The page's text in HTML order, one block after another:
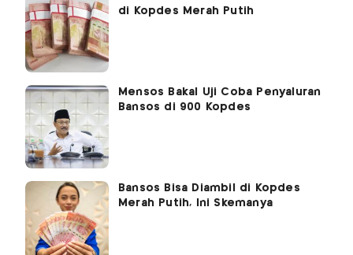
di Kopdes Merah Putih
Mensos Bakal Uji Coba Penyaluran
Bansos di 900 Kopdes
Bansos Bisa Diambil di Kopdes
Merah Putih, Ini Skemanya